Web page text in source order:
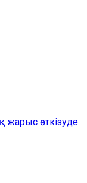
жарыс өткізуде